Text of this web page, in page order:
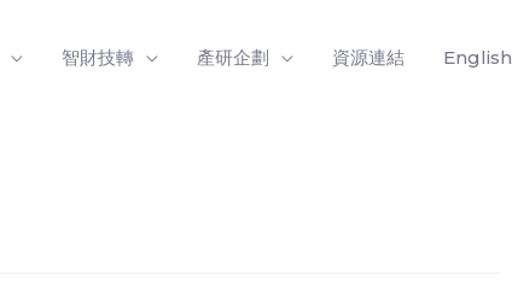
智財技轉 產研企劃 資源連結 English